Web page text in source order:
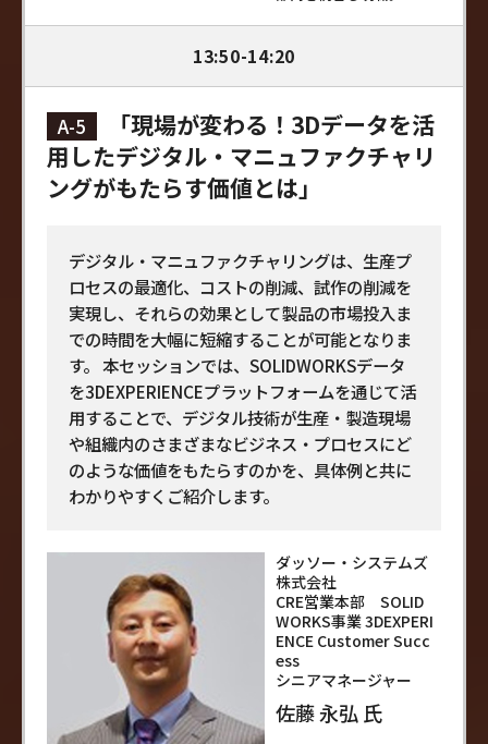
13:50-14:20
A-5
「現場が変わる！3Dデータを活
用したデジタル・マニュファクチャリ
ングがもたらす価値とは」
デジタル・マニュファクチャリングは、生産プ
ロセスの最適化、コストの削減、試作の削減を
実現し、それらの効果として製品の市場投入ま
での時間を大幅に短縮することが可能となりま
す。 本セッションでは、SOLIDWORKSデータ
を3DEXPERIENCEプラットフォームを通じて活
用することで、デジタル技術が生産・製造現場
や組織内のさまざまなビジネス・プロセスにど
のような価値をもたらすのかを、具体例と共に
わかりやすくご紹介します。
ダッソー・システムズ
株式会社
CRE営業本部 SOLID
WORKS事業 3DEXPERI
ENCE Customer Succ
ess
シニアマネージャー
佐藤 永弘 氏